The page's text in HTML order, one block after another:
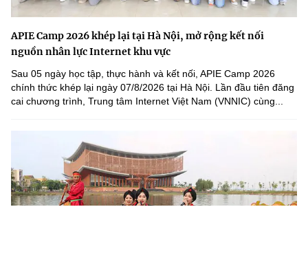
APIE Camp 2026 khép lại tại Hà Nội, mở rộng kết nối
nguồn nhân lực Internet khu vực
Sau 05 ngày học tập, thực hành và kết nối, APIE Camp 2026
chính thức khép lại ngày 07/8/2026 tại Hà Nội. Lần đầu tiên đăng
cai chương trình, Trung tâm Internet Việt Nam (VNNIC) cùng...